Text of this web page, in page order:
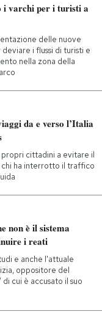
i varchi per i turisti a
delle nuove
i flussi di turisti e
nella zona della
da e verso l’Italia
cittadini a evitare il
ha interrotto il traffico
non è il sistema
i reati
e anche l'attuale
oppositore del
di cui è accusato il suo